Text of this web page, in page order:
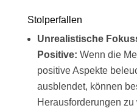
Stolperfallen
Unrealistische
Positive: Wenn die
positive Aspekte
ausblendet, können
Herausforderungen